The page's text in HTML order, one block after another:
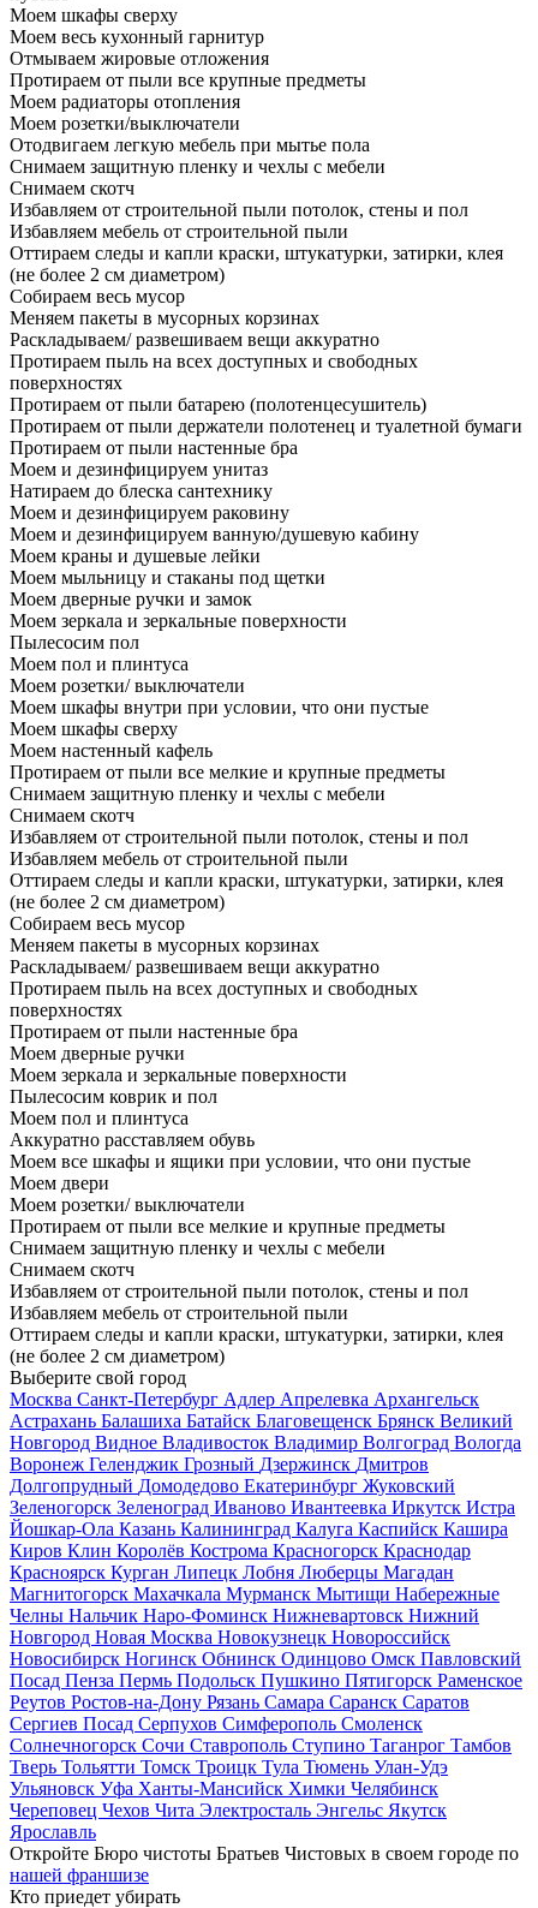
Моем шкафы сверху
Моем весь кухонный гарнитур
Отмываем жировые отложения
Протираем от пыли все крупные предметы
Моем радиаторы отопления
Моем розетки/выключатели
Отодвигаем легкую мебель при мытье пола
Снимаем защитную пленку и чехлы с мебели
Снимаем скотч
Избавляем от строительной пыли потолок, стены и пол
Избавляем мебель от строительной пыли
Оттираем следы и капли краски, штукатурки, затирки, клея
(не более 2 см диаметром)
Собираем весь мусор
Меняем пакеты в мусорных корзинах
Раскладываем/ развешиваем вещи аккуратно
Протираем пыль на всех доступных и свободных
поверхностях
Протираем от пыли батарею (полотенцесушитель)
Протираем от пыли держатели полотенец и туалетной бумаги
Протираем от пыли настенные бра
Моем и дезинфицируем унитаз
Натираем до блеска сантехнику
Моем и дезинфицируем раковину
Моем и дезинфицируем ванную/душевую кабину
Моем краны и душевые лейки
Моем мыльницу и стаканы под щетки
Моем дверные ручки и замок
Моем зеркала и зеркальные поверхности
Пылесосим пол
Моем пол и плинтуса
Моем розетки/ выключатели
Моем шкафы внутри при условии, что они пустые
Моем шкафы сверху
Моем настенный кафель
Протираем от пыли все мелкие и крупные предметы
Снимаем защитную пленку и чехлы с мебели
Снимаем скотч
Избавляем от строительной пыли потолок, стены и пол
Избавляем мебель от строительной пыли
Оттираем следы и капли краски, штукатурки, затирки, клея
(не более 2 см диаметром)
Собираем весь мусор
Меняем пакеты в мусорных корзинах
Раскладываем/ развешиваем вещи аккуратно
Протираем пыль на всех доступных и свободных
поверхностях
Протираем от пыли настенные бра
Моем дверные ручки
Моем зеркала и зеркальные поверхности
Пылесосим коврик и пол
Моем пол и плинтуса
Аккуратно расставляем обувь
Моем все шкафы и ящики при условии, что они пустые
Моем двери
Моем розетки/ выключатели
Протираем от пыли все мелкие и крупные предметы
Снимаем защитную пленку и чехлы с мебели
Снимаем скотч
Избавляем от строительной пыли потолок, стены и пол
Избавляем мебель от строительной пыли
Оттираем следы и капли краски, штукатурки, затирки, клея
(не более 2 см диаметром)
Выберите свой город
Москва Санкт-Петербург Адлер Апрелевка Архангельск
Астрахань Балашиха Батайск Благовещенск Брянск Великий
Новгород Видное Владивосток Владимир Волгоград Вологда
Воронеж Геленджик Грозный Дзержинск Дмитров
Долгопрудный Домодедово Екатеринбург Жуковский
Зеленогорск Зеленоград Иваново Ивантеевка Иркутск Истра
Йошкар-Ола Казань Калининград Калуга Каспийск Кашира
Киров Клин Королёв Кострома Красногорск Краснодар
Красноярск Курган Липецк Лобня Люберцы Магадан
Магнитогорск Махачкала Мурманск Мытищи Набережные
Челны Нальчик Наро-Фоминск Нижневартовск Нижний
Новгород Новая Москва Новокузнецк Новороссийск
Новосибирск Ногинск Обнинск Одинцово Омск Павловский
Посад Пенза Пермь Подольск Пушкино Пятигорск Раменское
Реутов Ростов-на-Дону Рязань Самара Саранск Саратов
Сергиев Посад Серпухов Симферополь Смоленск
Солнечногорск Сочи Ставрополь Ступино Таганрог Тамбов
Тверь Тольятти Томск Троицк Тула Тюмень Улан-Удэ
Ульяновск Уфа Ханты-Мансийск Химки Челябинск
Череповец Чехов Чита Электросталь Энгельс Якутск
Ярославль
Откройте Бюро чистоты Братьев Чистовых в своем городе по
нашей франшизе
Кто приедет убирать